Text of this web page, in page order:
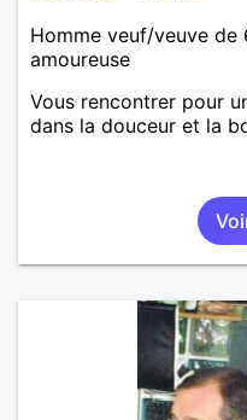
Homme veuf/veuve de
amoureuse
Vous rencontrer pour
dans la douceur et la